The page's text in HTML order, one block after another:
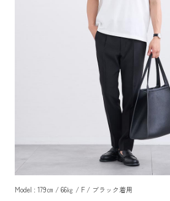
Model : 179㎝ / 66㎏ / F / ブラック着用